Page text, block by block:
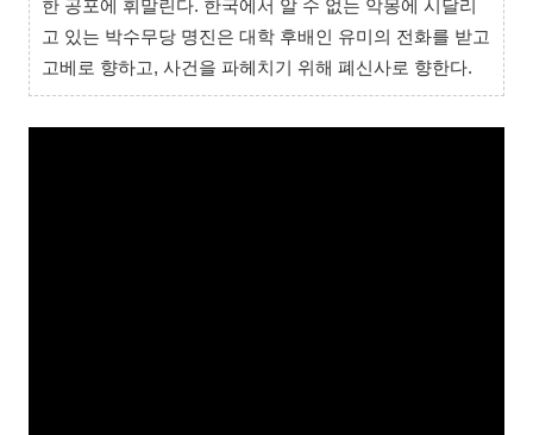
한 공포에 휘말린다. 한국에서 알 수 없는 악몽에 시달리
고 있는 박수무당 명진은 대학 후배인 유미의 전화를 받고
고베로 향하고, 사건을 파헤치기 위해 폐신사로 향한다.